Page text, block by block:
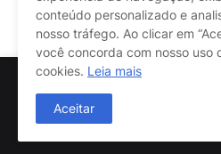
conteúdo personalizado e
nosso tráfego. Ao clicar em
você concorda com nosso uso
cookies. Leia mais
Aceitar